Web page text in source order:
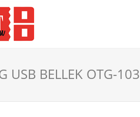
USB BELLEK OTG-103